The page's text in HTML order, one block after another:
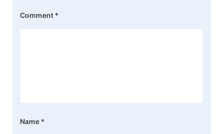
Comment *
Name *